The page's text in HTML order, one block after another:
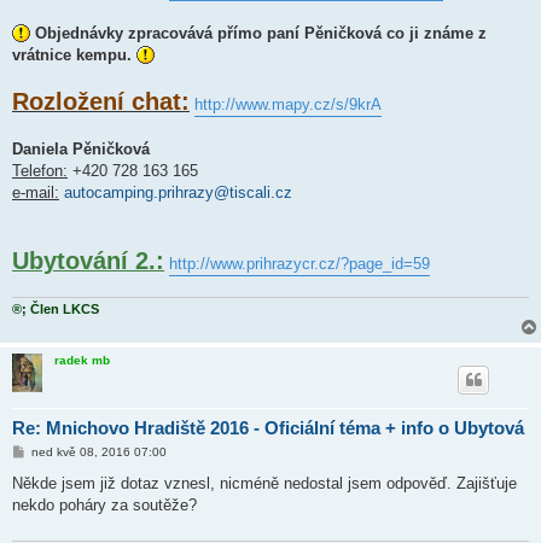
Objednávky zpracovává přímo paní Pěničková co ji známe z
vrátnice kempu.
Rozložení chat: http://www.mapy.cz/s/9krA
Daniela Pěničková
Telefon: +420 728 163 165
e-mail: autocamping.prihrazy@tiscali.cz
Ubytování 2.: http://www.prihrazycr.cz/?page_id=59
®; Člen LKCS
radek mb
Re: Mnichovo Hradiště 2016 - Oficiální téma + info o Ubytová
P
í
p
ned kvě 08, 2016 07:00
Někde jsem již dotaz vznesl, nicméně nedostal jsem odpověď. Zajišťuje
nekdo poháry za soutěže?